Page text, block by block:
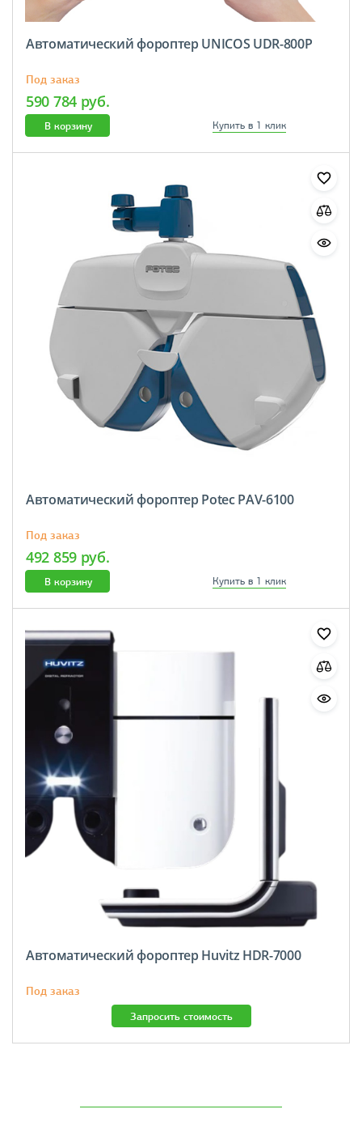
Автоматический фороптер UNICOS UDR-800P
Под заказ
590 784 руб.
В корзину Купить в 1 клик
Автоматический фороптер Potec PAV-6100
Под заказ
492 859 руб.
В корзину Купить в 1 клик
Автоматический фороптер Huvitz HDR-7000
Под заказ
Запросить стоимость